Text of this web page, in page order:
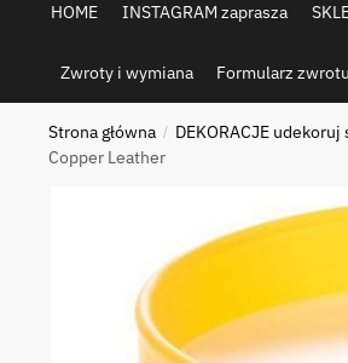
HOME INSTAGRAM zaprasza
Zwroty i wymiana Formularz zwrotu
Strona główna / DEKORACJE
Copper Leather